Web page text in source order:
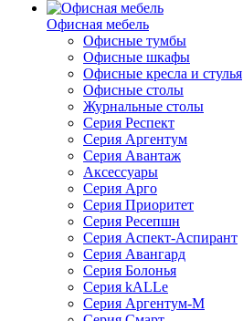
Офисная мебель
Офисные тумбы
Офисные шкафы
Офисные кресла и стулья
Офисные столы
Журнальные столы
Серия Респект
Серия Аргентум
Серия Авантаж
Аксессуары
Серия Арго
Серия Приоритет
Серия Ресепшн
Серия Аспект-Аспирант
Серия Авангард
Серия Болонья
Серия kALLe
Серия Аргентум-М